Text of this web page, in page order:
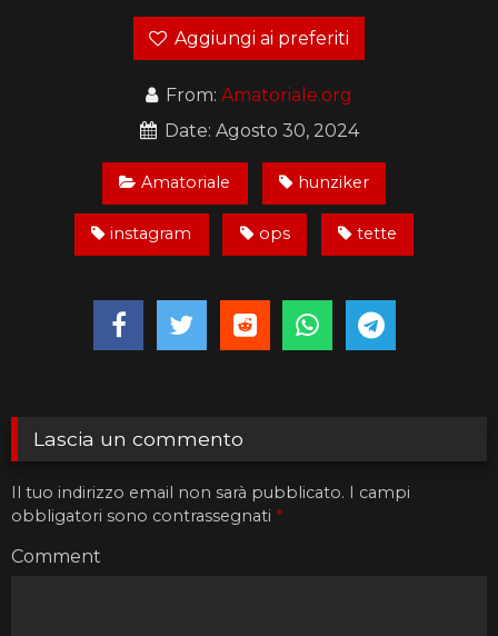
Aggiungi ai preferiti
From: Amatoriale.org
Date: Agosto 30, 2024
Amatoriale hunziker
instagram ops tette
Lascia un commento
Il tuo indirizzo email non sarà pubblicato. I campi
obbligatori sono contrassegnati *
Comment